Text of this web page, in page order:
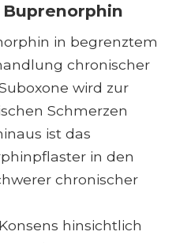
in begrenztem
chronischer
wird zur
Schmerzen
ist das
in den
chronischer
hinsichtlich